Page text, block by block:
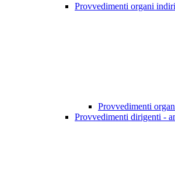
Provvedimenti organi
Provvedimenti
Provvedimenti dirigenti -